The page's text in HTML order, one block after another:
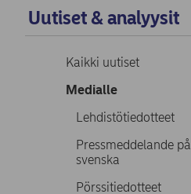
Uutiset & analyysit
Kaikki uutiset
Medialle
Lehdistötiedotteet
Pressmeddelande på
svenska
Pörssitiedotteet